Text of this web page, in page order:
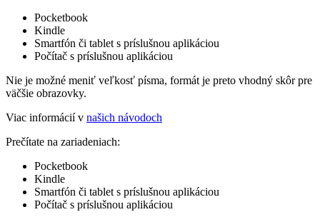
Pocketbook
Kindle
Smartfón či tablet s príslušnou aplikáciou
Počítač s príslušnou aplikáciou
Nie je možné meniť veľkosť písma, formát je preto vhodný skôr pre
väčšie obrazovky.
Viac informácií v našich návodoch
Prečítate na zariadeniach:
Pocketbook
Kindle
Smartfón či tablet s príslušnou aplikáciou
Počítač s príslušnou aplikáciou